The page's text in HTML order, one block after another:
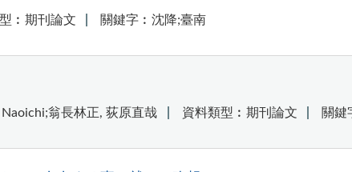
︰期刊論文 關鍵字︰沈降;臺南
翁長林正, 荻原直哉 資料類型︰期刊論文 關鍵